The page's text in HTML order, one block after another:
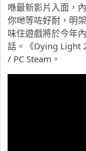
喺最新影片入面，
你哋等咗好耐，明
味住遊戲將於今年
話。《Dying Light
/ PC Steam。